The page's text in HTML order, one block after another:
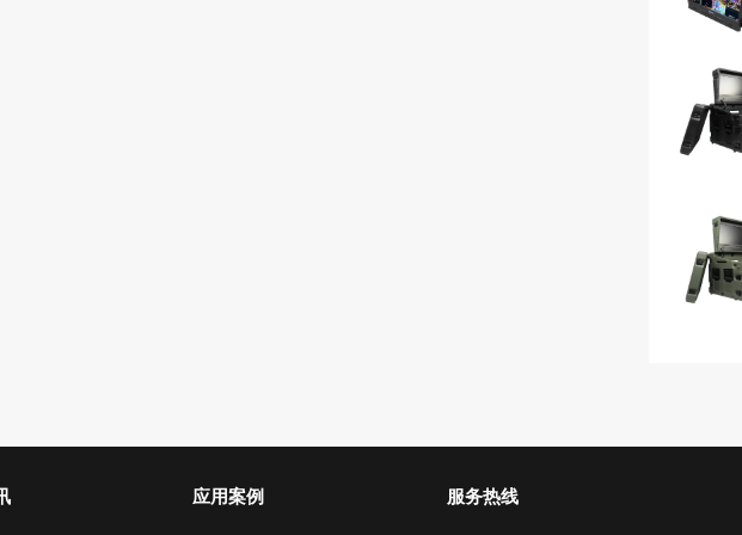
应用案例 服务热线